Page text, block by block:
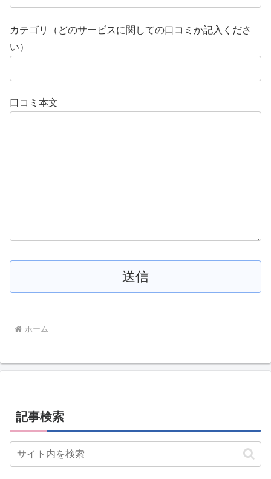
カテゴリ（どのサービスに関しての口コミか記入くださ
い）
口コミ本文
ホーム
記事検索